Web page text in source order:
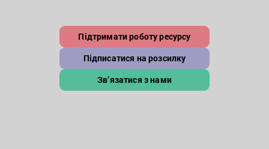
Підтримати роботу ресурсу
Підписатися на розсилку
Зв’язатися з нами